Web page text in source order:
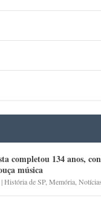
completou 134 anos,
música
|História de SP,Memória,Notícias